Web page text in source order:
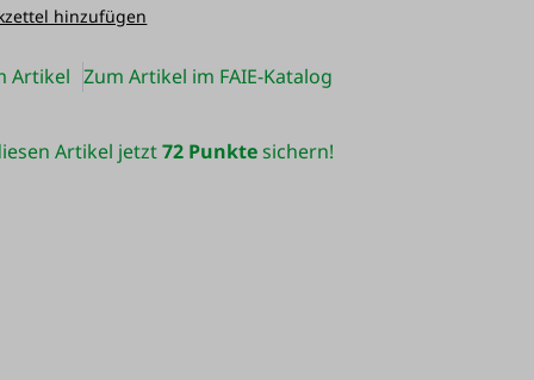
hinzufügen
Artikel Zum Artikel im FAIE-Katalog
Artikel jetzt72 Punktesichern!